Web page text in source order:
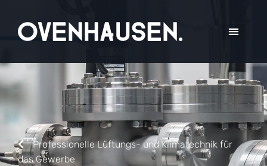
Professionelle Lüftungs- und Klimatechnik für
das Gewerbe